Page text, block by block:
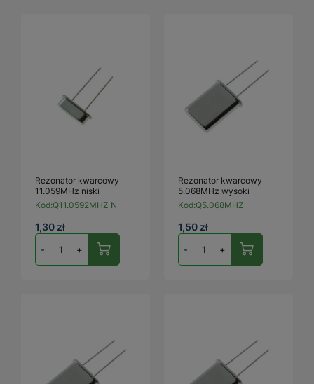
Rezonator kwarcowy
11.059MHz niski
Kod:Q11.0592MHZ N
1,30 zł
- +
Rezonator kwarcowy
5.068MHz wysoki
Kod:Q5.068MHZ
1,50 zł
- +